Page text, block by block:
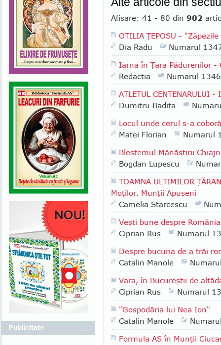
Afisare: 41 - 80 din 902
OTILIA ŢEPOSU -
Dia Radu
Numarul
Iarna în Ţara Pădurenilor -
Redactia
Numarul 1346
ATLETUL CENTENARULUI -
Dumitru Badita
Locul unde cerul s-a
Matei Florian
Numarul
Blestemul Mânăstirii
Bogdan Lupescu
TOAMNA ULTIMILOR
Moţilor. Munţii Apuseni
Camelia Starcescu
Veşti bune despre
Ciprian Rus
Numarul
Despre bucuria de a trăi
Catalin Manole
Vara, în Bucureştii de
Ciprian Rus
Numarul
"Gospodăria lui Nea Ion"
Catalin Manole
Formula AS în Munţii
Publicitate